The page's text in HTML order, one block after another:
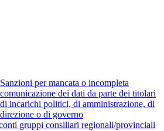
Sanzioni per mancata o incompleta
comunicazione dei dati da parte dei titolari
di incarichi politici, di amministrazione, di
direzione o di governo
gruppi consiliari regionali/provinciali